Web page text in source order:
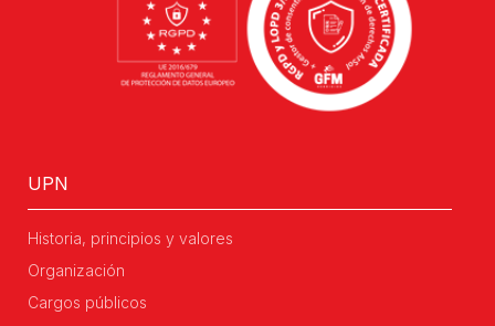
UPN
Historia, principios y valores
Organización
Cargos públicos